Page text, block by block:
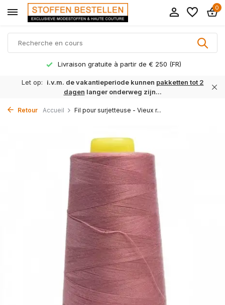
0
Livraison gratuite à partir de € 250 (FR)
Let op: i.v.m. de vakantieperiode kunnen pakketten tot 2
dagen langer onderweg zijn...
Retour Accueil Fil pour surjetteuse - Vieux r...